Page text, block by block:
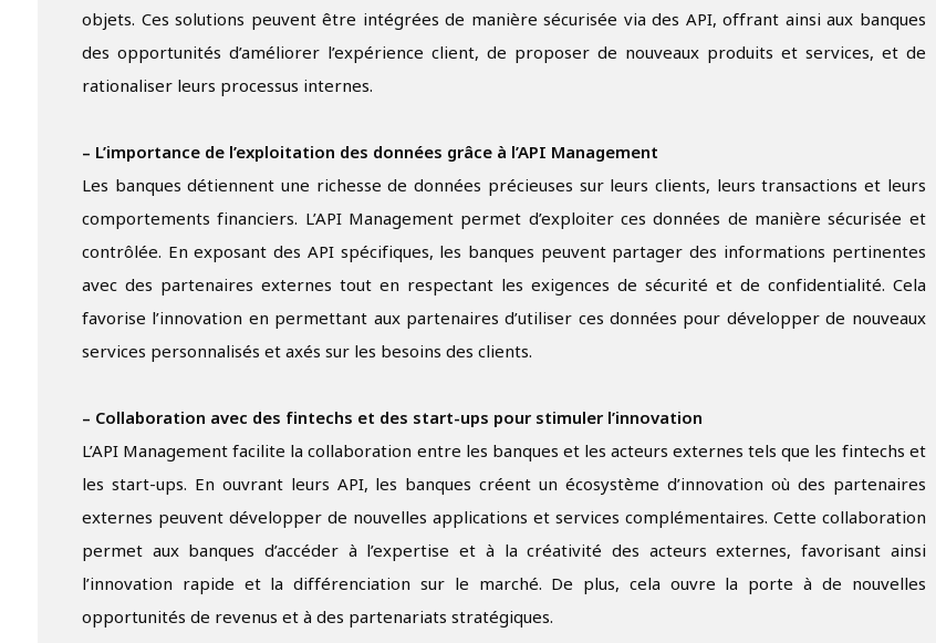
objets. Ces solutions peuvent être intégrées de manière sécurisée via des API, offrant ainsi aux banques
des opportunités d’améliorer l’expérience client, de proposer de nouveaux produits et services, et de
rationaliser leurs processus internes.
– L’importance de l’exploitation des données grâce à l’API Management
Les banques détiennent une richesse de données précieuses sur leurs clients, leurs transactions et leurs
comportements financiers. L’API Management permet d’exploiter ces données de manière sécurisée et
contrôlée. En exposant des API spécifiques, les banques peuvent partager des informations pertinentes
avec des partenaires externes tout en respectant les exigences de sécurité et de confidentialité. Cela
favorise l’innovation en permettant aux partenaires d’utiliser ces données pour développer de nouveaux
services personnalisés et axés sur les besoins des clients.
– Collaboration avec des fintechs et des start-ups pour stimuler l’innovation
L’API Management facilite la collaboration entre les banques et les acteurs externes tels que les fintechs et
les start-ups. En ouvrant leurs API, les banques créent un écosystème d’innovation où des partenaires
externes peuvent développer de nouvelles applications et services complémentaires. Cette collaboration
permet aux banques d’accéder à l’expertise et à la créativité des acteurs externes, favorisant ainsi
l’innovation rapide et la différenciation sur le marché. De plus, cela ouvre la porte à de nouvelles
opportunités de revenus et à des partenariats stratégiques.